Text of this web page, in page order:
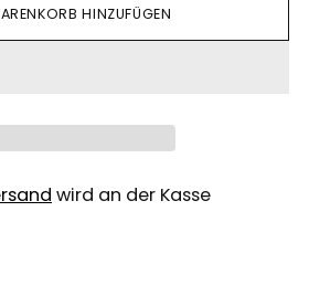
HINZUFÜGEN
wird an der Kasse